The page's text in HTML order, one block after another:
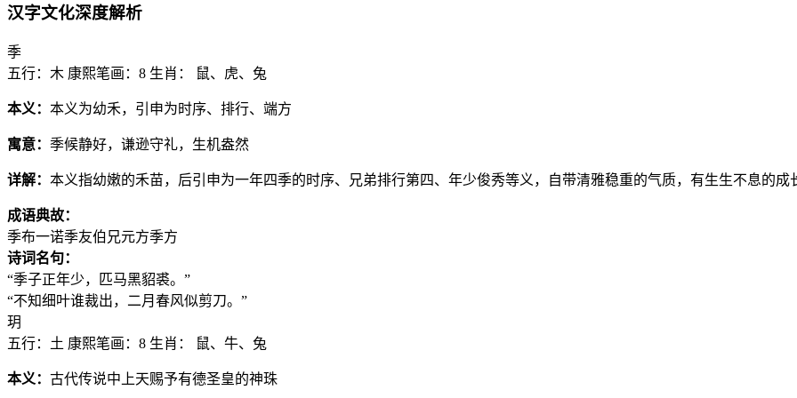
汉字文化深度解析
季
五行：木 康熙笔画：8 生肖： 鼠、虎、兔
本义： 本义为幼禾，引申为时序、排行、端方
寓意： 季候静好，谦逊守礼，生机盎然
详解： 本义指幼嫩的禾苗，后引申为一年四季的时序、兄弟排行第四、年少俊秀等义，自带清雅稳重的气质，有生生不息的成
成语典故：
季布一诺季友伯兄元方季方
诗词名句：
“季子正年少，匹马黑貂裘。”
“不知细叶谁裁出，二月春风似剪刀。”
玥
五行：土 康熙笔画：8 生肖： 鼠、牛、兔
本义： 古代传说中上天赐予有德圣皇的神珠